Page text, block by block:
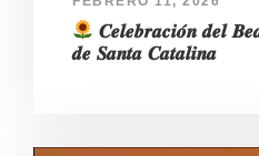
𝑪𝒆𝒍𝒆𝒃𝒓𝒂𝒄𝒊𝒐́𝒏 𝒅𝒆𝒍
𝒅𝒆 𝑺𝒂𝒏𝒕𝒂 𝑪𝒂𝒕𝒂𝒍𝒊𝒏𝒂